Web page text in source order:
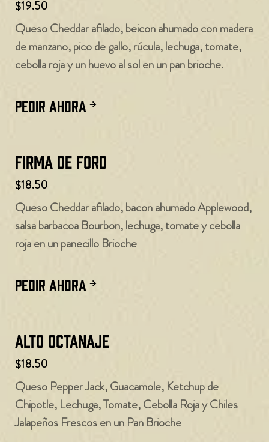
$19.50
Queso Cheddar afilado, beicon ahumado con madera
de manzano, pico de gallo, rúcula, lechuga, tomate,
cebolla roja y un huevo al sol en un pan brioche.
PEDIR AHORA
Firma de Ford
$18.50
Queso Cheddar afilado, bacon ahumado Applewood,
salsa barbacoa Bourbon, lechuga, tomate y cebolla
roja en un panecillo Brioche
PEDIR AHORA
Alto octanaje
$18.50
Queso Pepper Jack, Guacamole, Ketchup de
Chipotle, Lechuga, Tomate, Cebolla Roja y Chiles
Jalapeños Frescos en un Pan Brioche